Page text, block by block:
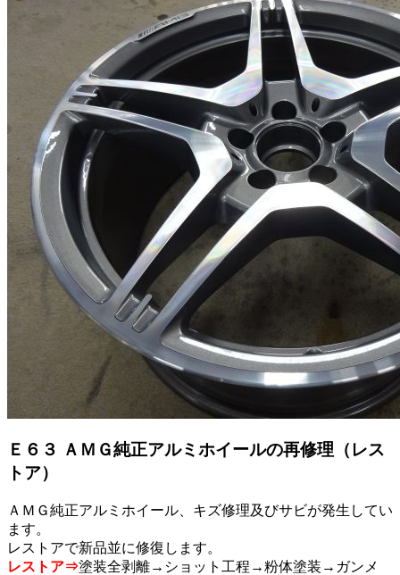
Ｅ６３ ＡＭＧ純正アルミホイールの再修理（レス
トア）
ＡＭＧ純正アルミホイール、キズ修理及びサビが発生してい
ます。
レストアで新品並に修復します。
レストア⇒塗装全剥離→ショット工程→粉体塗装→ガンメ